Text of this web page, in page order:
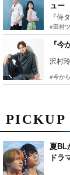
PICKUP
夏BL
ドラ
ュー
#田村
『
沢村
#今か